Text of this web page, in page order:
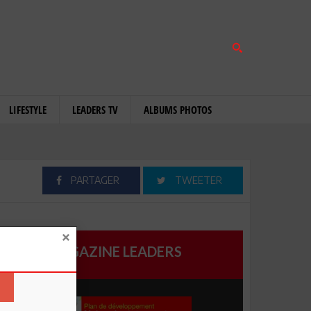
LIFESTYLE LEADERS TV ALBUMS PHOTOS
PARTAGER TWEETER
MAGAZINE LEADERS